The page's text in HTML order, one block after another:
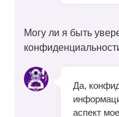
Могу ли я быть
Да,
аспект